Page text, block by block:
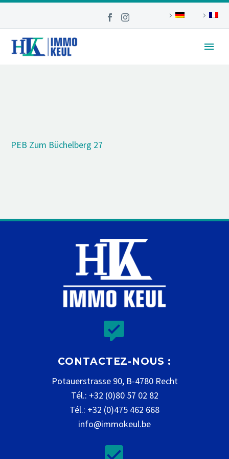
PEB Zum Büchelberg 27


CONTACTEZ-NOUS :
Potauerstrasse 90, B-4780 Recht
Tél.: +32 (0)80 57 02 82
Tél.: +32 (0)475 462 668
info@immokeul.be